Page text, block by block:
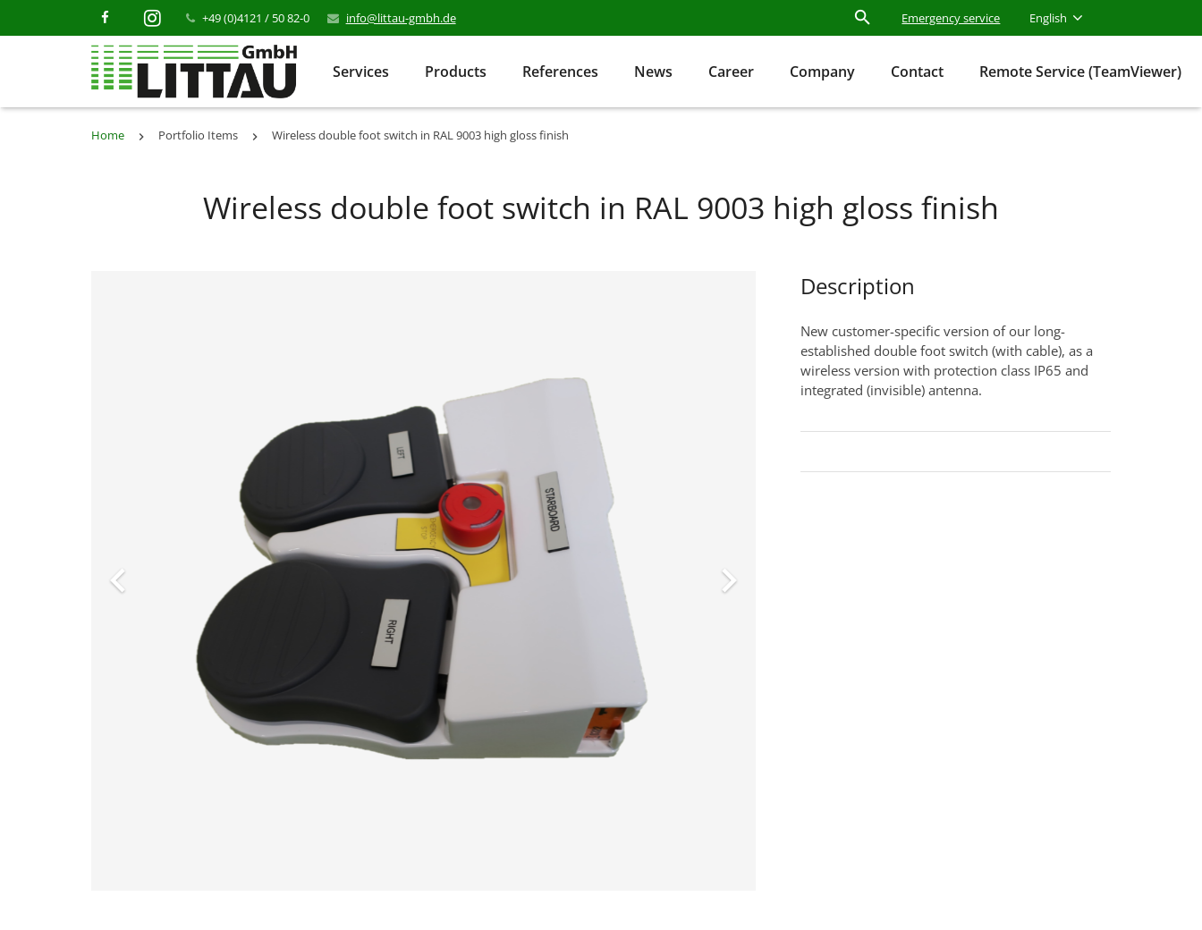
+49 (0)4121 / 50 82-0 info@littau-gmbh.de Emergency service English
Services Products References News Career Company Contact Remote Service (TeamViewer)
Home Portfolio Items Wireless double foot switch in RAL 9003 high gloss finish
Wireless double foot switch in RAL 9003 high gloss finish
Description
New customer-specific version of our long-
established double foot switch (with cable), as a
wireless version with protection class IP65 and
integrated (invisible) antenna.